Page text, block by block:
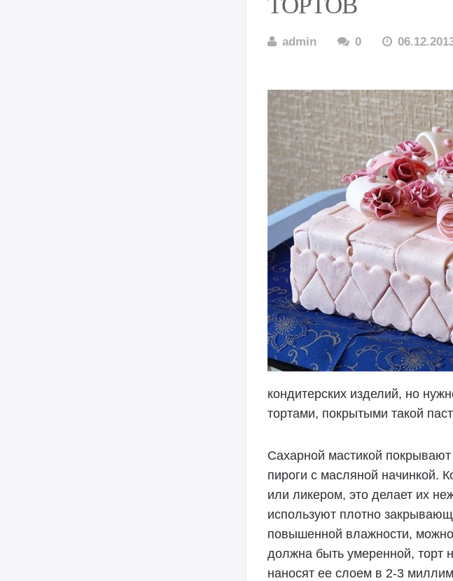
admin 0
кондитерских изделий, но
тортами, покрытыми такой
Сахарной мастикой
пироги с масляной начинкой.
или ликером, это делает их
используют плотно
повышенной влажности,
должна быть умеренной, торт
наносят ее слоем в 2-3